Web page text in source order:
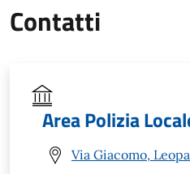
Contatti
Area Polizia
Via Giacomo,